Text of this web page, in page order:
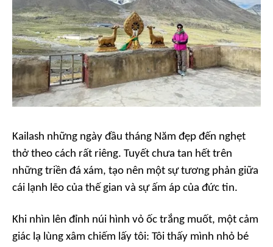
Kailash những ngày đầu tháng Năm đẹp đến nghẹt
thở theo cách rất riêng. Tuyết chưa tan hết trên
những triền đá xám, tạo nên một sự tương phản giữa
cái lạnh lẽo của thế gian và sự ấm áp của đức tin.
Khi nhìn lên đỉnh núi hình vỏ ốc trắng muốt, một cảm
giác lạ lùng xâm chiếm lấy tôi: Tôi thấy mình nhỏ bé